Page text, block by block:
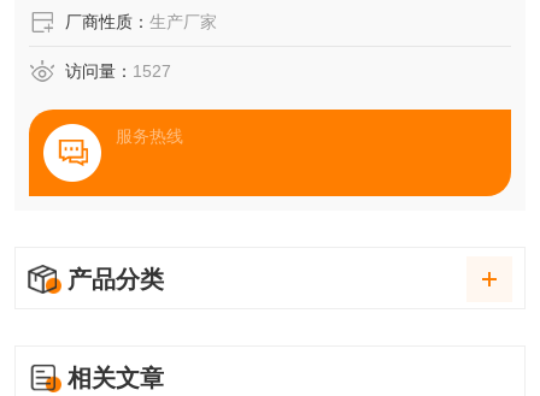
厂商性质： 生产厂家
访问量： 1527
服务热线
产品分类
相关文章